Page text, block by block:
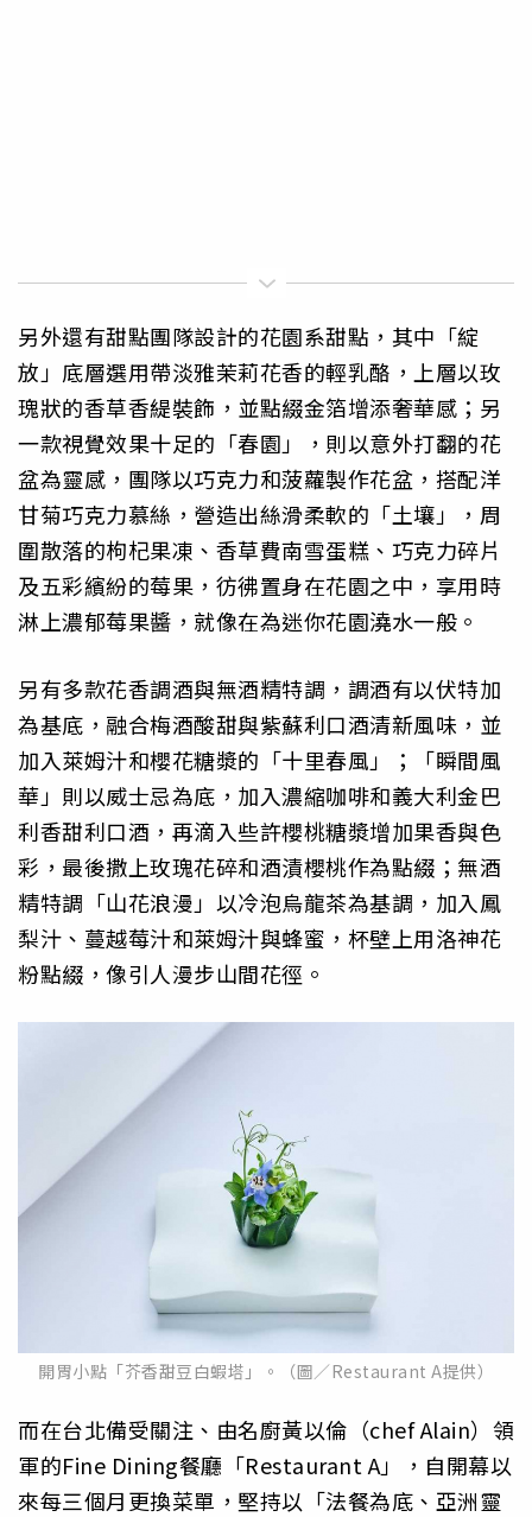
另外還有甜點團隊設計的花園系甜點，其中「綻
放」底層選用帶淡雅茉莉花香的輕乳酪，上層以玫
瑰狀的香草香緹裝飾，並點綴金箔增添奢華感；另
一款視覺效果十足的「春園」，則以意外打翻的花
盆為靈感，團隊以巧克力和菠蘿製作花盆，搭配洋
甘菊巧克力慕絲，營造出絲滑柔軟的「土壤」，周
圍散落的枸杞果凍、香草費南雪蛋糕、巧克力碎片
及五彩繽紛的莓果，彷彿置身在花園之中，享用時
淋上濃郁莓果醬，就像在為迷你花園澆水一般。
另有多款花香調酒與無酒精特調，調酒有以伏特加
為基底，融合梅酒酸甜與紫蘇利口酒清新風味，並
加入萊姆汁和櫻花糖漿的「十里春風」；「瞬間風
華」則以威士忌為底，加入濃縮咖啡和義大利金巴
利香甜利口酒，再滴入些許櫻桃糖漿增加果香與色
彩，最後撒上玫瑰花碎和酒漬櫻桃作為點綴；無酒
精特調「山花浪漫」以冷泡烏龍茶為基調，加入鳳
梨汁、蔓越莓汁和萊姆汁與蜂蜜，杯壁上用洛神花
粉點綴，像引人漫步山間花徑。
開胃小點「芥香甜豆白蝦塔」。（圖／Restaurant A提供）
而在台北備受關注、由名廚黃以倫（chef Alain）領
軍的Fine Dining餐廳「Restaurant A」，自開幕以
來每三個月更換菜單，堅持以「法餐為底、亞洲靈